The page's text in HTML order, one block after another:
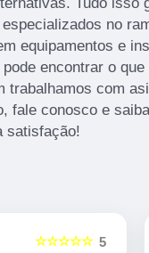
no
equipamentos e
encontrar o que
trabalhamos com
fale conosco e
satisfação!
5
☆☆☆☆☆